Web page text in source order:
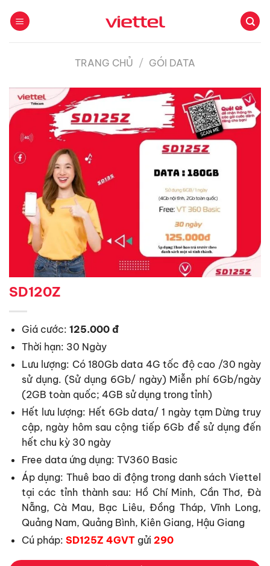
qua
TRANG CHỦ / GÓI DATA
SD120Z
Giá cước: 125.000 đ
Thời hạn: 30 Ngày
Lưu lượng: Có 180Gb data 4G tốc độ cao /30 ngày
sử dụng. (Sử dụng 6Gb/ ngày) Miễn phí 6Gb/ngày
(2GB toàn quốc; 4GB sử dụng trong tỉnh)
Hết lưu lượng: Hết 6Gb data/ 1 ngày tạm Dừng truy
cập, ngày hôm sau cộng tiếp 6Gb để sử dụng đến
hết chu kỳ 30 ngày
Free data ứng dụng: TV360 Basic
Áp dụng: Thuê bao di động trong danh sách Viettel
tại các tỉnh thành sau: Hồ Chí Minh, Cần Thơ, Đà
Nẵng, Cà Mau, Bạc Liêu, Đồng Tháp, Vĩnh Long,
Quảng Nam, Quảng Bình, Kiên Giang, Hậu Giang
Cú pháp: SD125Z 4GVTgửi 290